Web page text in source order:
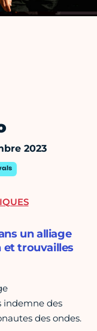
2023
un alliage
et trouvailles
indemne des
des ondes.